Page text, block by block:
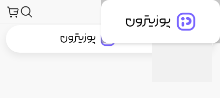
جستجو در
توضیحات محصول دیدگاه کاربران